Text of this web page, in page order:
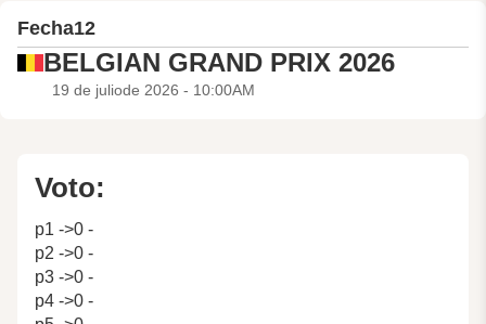
Fecha12
BELGIAN GRAND PRIX 2026
19 de juliode 2026 - 10:00AM
Voto:
p1 ->0 -
p2 ->0 -
p3 ->0 -
p4 ->0 -